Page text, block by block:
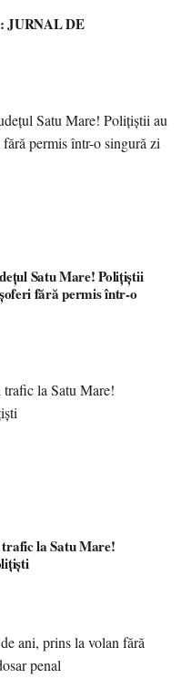
JURNAL DE
Satu Mare! Polițiștii
fără permis într-o
la Satu Mare!